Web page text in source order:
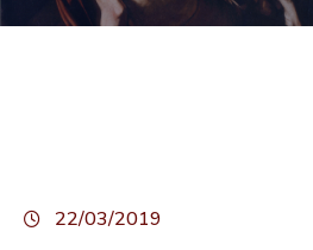
22/03/2019